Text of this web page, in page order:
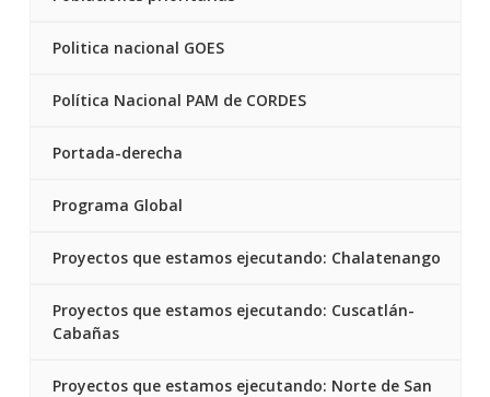
Politica nacional GOES
Política Nacional PAM de CORDES
Portada-derecha
Programa Global
Proyectos que estamos ejecutando: Chalatenango
Proyectos que estamos ejecutando: Cuscatlán-
Cabañas
Proyectos que estamos ejecutando: Norte de San